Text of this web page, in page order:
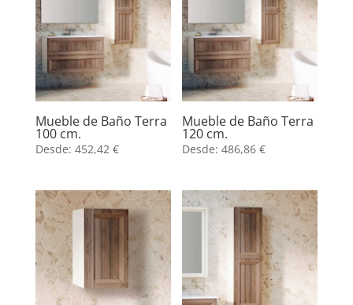
Mueble de Baño Terra
100 cm.
Desde: 452,42 €
Mueble de Baño Terra
120 cm.
Desde:486,86€